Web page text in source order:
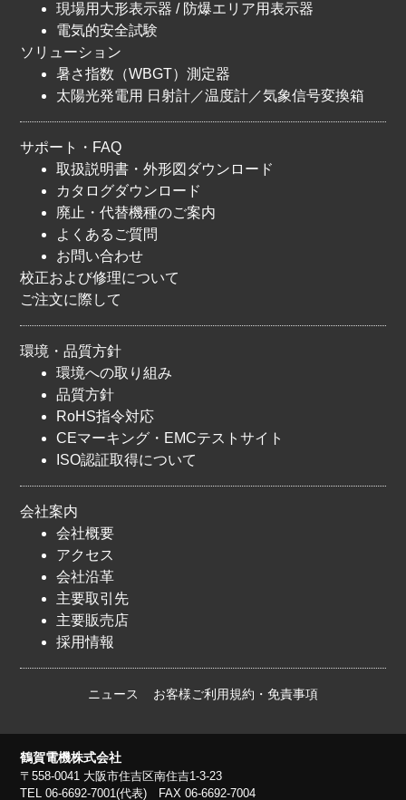
現場用大形表示器 / 防爆エリア用表示器
電気的安全試験
ソリューション
暑さ指数（WBGT）測定器
太陽光発電用 日射計／温度計／気象信号変換箱
サポート・FAQ
取扱説明書・外形図ダウンロード
カタログダウンロード
廃止・代替機種のご案内
よくあるご質問
お問い合わせ
校正および修理について
ご注文に際して
環境・品質方針
環境への取り組み
品質方針
RoHS指令対応
CEマーキング・EMCテストサイト
ISO認証取得について
会社案内
会社概要
アクセス
会社沿革
主要取引先
主要販売店
採用情報
ニュース お客様ご利用規約・免責事項
鶴賀電機株式会社
〒558-0041 大阪市住吉区南住吉1-3-23
TEL 06-6692-7001(代表) FAX 06-6692-7004